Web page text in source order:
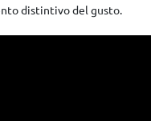
distintivo del gusto.